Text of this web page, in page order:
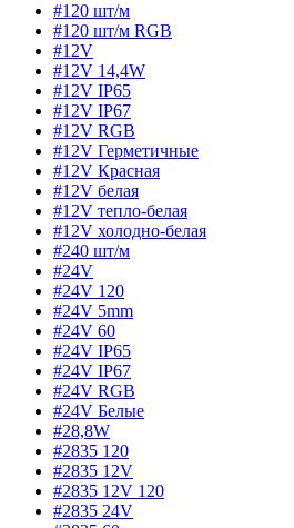
#120 шт/м
#120 шт/м RGB
#12V
#12V 14,4W
#12V IP65
#12V IP67
#12V RGB
#12V Герметичные
#12V Красная
#12V белая
#12V тепло-белая
#12V холодно-белая
#240 шт/м
#24V
#24V 120
#24V 5mm
#24V 60
#24V IP65
#24V IP67
#24V RGB
#24V Белые
#28,8W
#2835 120
#2835 12V
#2835 12V 120
#2835 24V